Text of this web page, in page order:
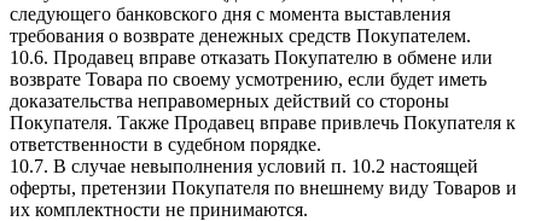
следующего банковского дня с момента выставления
требования о возврате денежных средств Покупателем.
10.6. Продавец вправе отказать Покупателю в обмене или
возврате Товара по своему усмотрению, если будет иметь
доказательства неправомерных действий со стороны
Покупателя. Также Продавец вправе привлечь Покупателя к
ответственности в судебном порядке.
10.7. В случае невыполнения условий п. 10.2 настоящей
оферты, претензии Покупателя по внешнему виду Товаров и
их комплектности не принимаются.